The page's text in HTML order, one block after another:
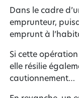
Dans le cadre
emprunteur,
emprunt à
Si cette
elle résilie
cautionnement…